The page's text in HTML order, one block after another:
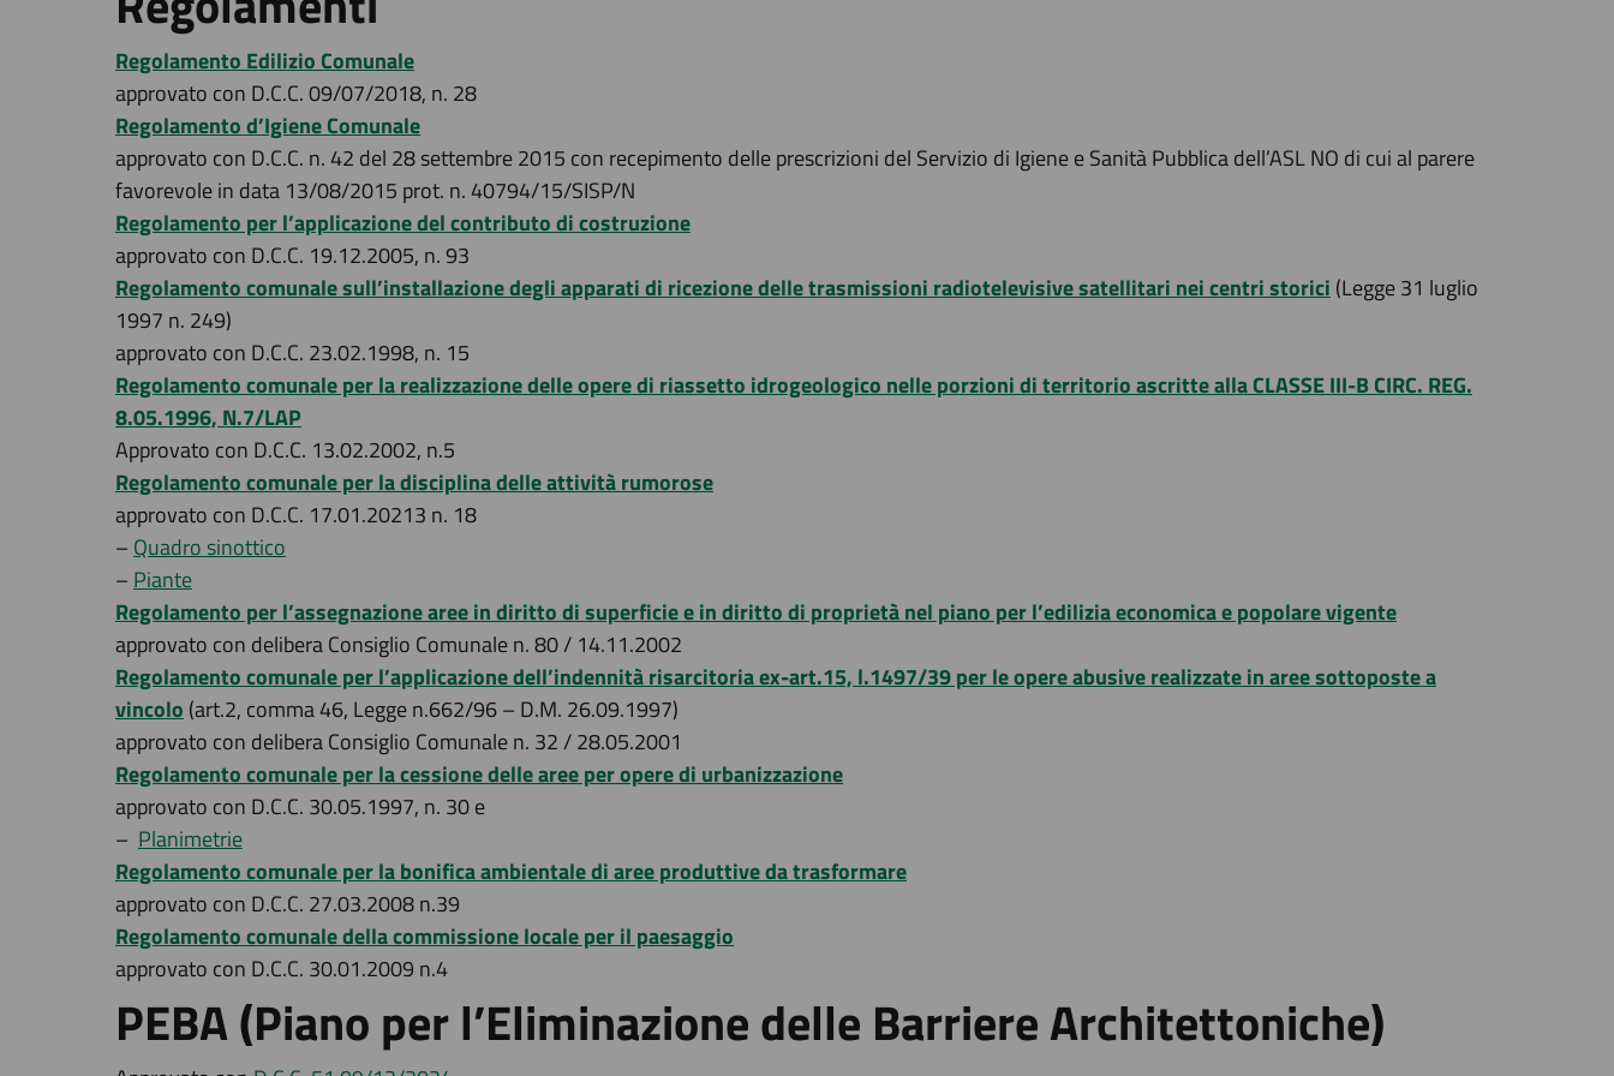
Regolamento Edilizio Comunale
approvato con D.C.C. 09/07/2018, n. 28
Regolamento d’Igiene Comunale
approvato con D.C.C. n. 42 del 28 settembre 2015 con recepimento delle prescrizioni del Servizio di Igiene e Sanità Pubblica dell’ASL NO di cui al parere
favorevole in data 13/08/2015 prot. n. 40794/15/SISP/N
Regolamento per l’applicazione del contributo di costruzione
approvato con D.C.C. 19.12.2005, n. 93
Regolamento comunale sull’installazione degli apparati di ricezione delle trasmissioni radiotelevisive satellitari nei centri storici (Legge 31 luglio
1997 n. 249)
approvato con D.C.C. 23.02.1998, n. 15
Regolamento comunale per la realizzazione delle opere di riassetto idrogeologico nelle porzioni di territorio ascritte alla CLASSE III-B CIRC. REG.
8.05.1996, N.7/LAP
Approvato con D.C.C. 13.02.2002, n.5
Regolamento comunale per la disciplina delle attività rumorose
approvato con D.C.C. 17.01.20213 n. 18
– Quadro sinottico
– Piante
Regolamento per l’assegnazione aree in diritto di superficie e in diritto di proprietà nel piano per l’edilizia economica e popolare vigente
approvato con delibera Consiglio Comunale n. 80 / 14.11.2002
Regolamento comunale per l’applicazione dell’indennità risarcitoria ex-art.15, l.1497/39 per le opere abusive realizzate in aree sottoposte a
vincolo (art.2, comma 46, Legge n.662/96 – D.M. 26.09.1997)
approvato con delibera Consiglio Comunale n. 32 / 28.05.2001
Regolamento comunale per la cessione delle aree per opere di urbanizzazione
approvato con D.C.C. 30.05.1997, n. 30 e
– Planimetrie
Regolamento comunale per la bonifica ambientale di aree produttive da trasformare
approvato con D.C.C. 27.03.2008 n.39
Regolamento comunale della commissione locale per il paesaggio
approvato con D.C.C. 30.01.2009 n.4
PEBA (Piano per l’Eliminazione delle Barriere Architettoniche)